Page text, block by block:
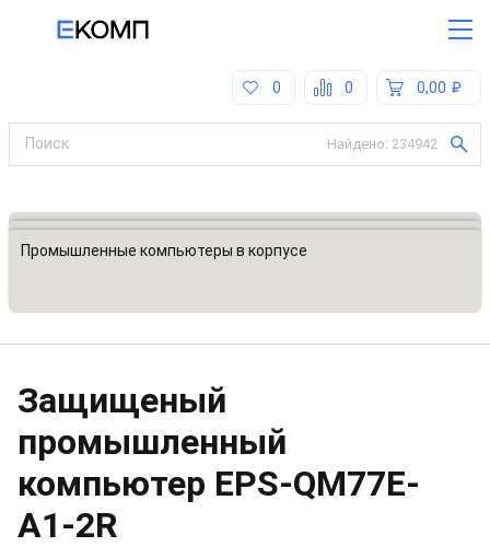
0,00
0
0
Найдено: 234942
Все категории
Встраиваемые промышленные компьютеры
Промышленные компьютеры в корпусе
Защищеный
промышленный
компьютер EPS-QM77E-
A1-2R